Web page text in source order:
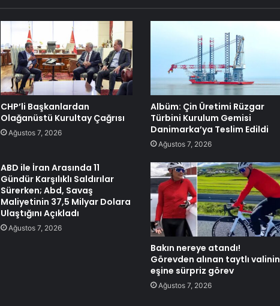
CHP’li Başkanlardan
Olağanüstü Kurultay Çağrısı
Ağustos 7, 2026
Albüm: Çin Üretimi Rüzgar
Türbini Kurulum Gemisi
Danimarka’ya Teslim Edildi
Ağustos 7, 2026
ABD ile İran Arasında 11
Gündür Karşılıklı Saldırılar
Sürerken; Abd, Savaş
Maliyetinin 37,5 Milyar Dolara
Ulaştığını Açıkladı
Ağustos 7, 2026
Bakın nereye atandı!
Görevden alınan taytlı valinin
eşine sürpriz görev
Ağustos 7, 2026